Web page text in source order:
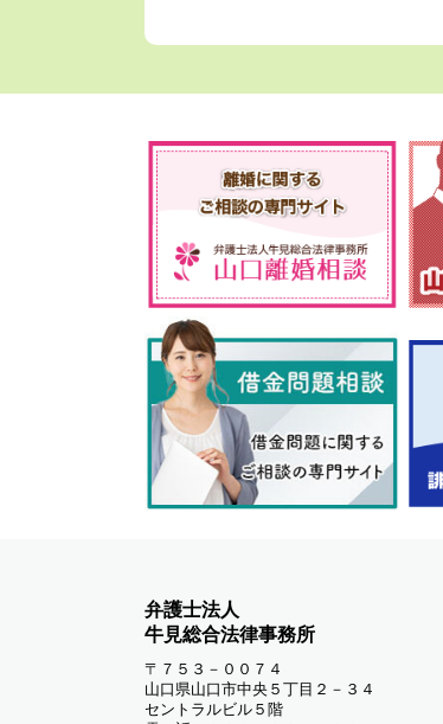
弁護士法人
牛見総合法律事務所
〒７５３－００７４
山口県山口市中央５丁目２－３４
セントラルビル５階